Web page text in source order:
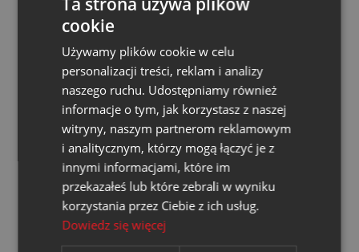
fotowoltaiczną w
Brzeszczach
Czytaj więcej
21.01.2026
cookie
Używamy plików cookie w celu
personalizacji treści, reklam i analizy
naszego ruchu. Udostępniamy również
informacje o tym, jak korzystasz z naszej
witryny, naszym partnerom reklamowym
i analitycznym, którzy mogą łączyć je z
innymi informacjami, które im
przekazałeś lub które zebrali w wyniku
korzystania przez Ciebie z ich usług.
Dowiedz się więcej